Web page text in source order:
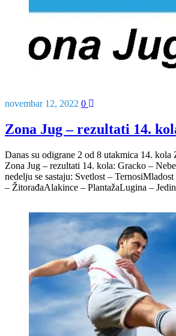
novembar 12, 2022 0
Zona Jug – rezultati 14.
Danas su odigrane 2 od 8 utakmica 14.
Zona Jug – rezultati 14. kola: Gracko –
nedelju se sastaju: Svetlost –
– ŽitorađaAlakince – PlantažaLugina –